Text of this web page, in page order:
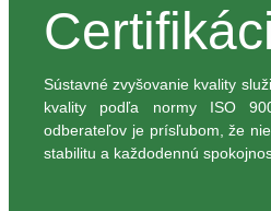
Sústavné zvyšovanie kvality
kvality podľa normy ISO
odberateľov je prísľubom, že
stabilitu a každodennú